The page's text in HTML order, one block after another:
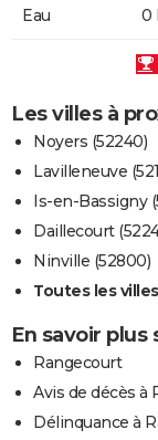
Eau 0
Les villes à
Noyers (52240)
Lavilleneuve
Is-en-Bassigny
Daillecourt
Ninville (52800)
Toutes les villes
En savoir
Rangecourt
Avis de décès à
Délinquance à